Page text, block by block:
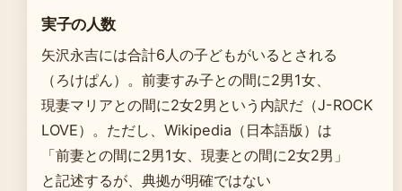
実子の人数
矢沢永吉には合計6人の子どもがいるとされる
（ろけぱん）。前妻すみ子との間に2男1女、
現妻マリアとの間に2女2男という内訳だ（J-ROCK
LOVE）。ただし、Wikipedia（日本語版）は
「前妻との間に2男1女、現妻との間に2女2男」
と記述するが、典拠が明確ではない